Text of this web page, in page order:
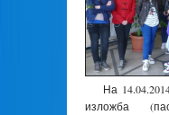
На
изложба